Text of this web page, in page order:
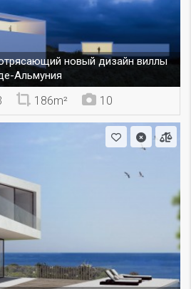
новый дизайн виллы
Альмуния
186m² 10